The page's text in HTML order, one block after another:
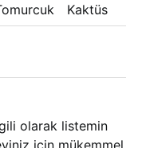
Kaktüs
olarak listemin